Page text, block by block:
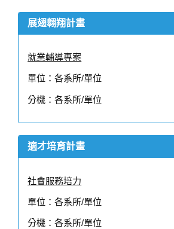
展翅翱翔計畫
就業輔導專案
單位：各系所/單位
分機：各系所/單位
適才培育計畫
社會服務培力
單位：各系所/單位
分機：各系所/單位